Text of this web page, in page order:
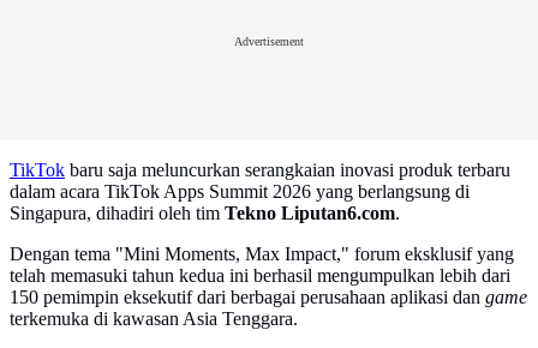
Advertisement
TikTok baru saja meluncurkan serangkaian inovasi produk terbaru
dalam acara TikTok Apps Summit 2026 yang berlangsung di
Singapura, dihadiri oleh tim Tekno Liputan6.com.
Dengan tema "Mini Moments, Max Impact," forum eksklusif yang
telah memasuki tahun kedua ini berhasil mengumpulkan lebih dari
150 pemimpin eksekutif dari berbagai perusahaan aplikasi dan game
terkemuka di kawasan Asia Tenggara.